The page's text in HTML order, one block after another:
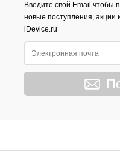
Введите свой Email чтобы
новые поступления,
iDevice.ru